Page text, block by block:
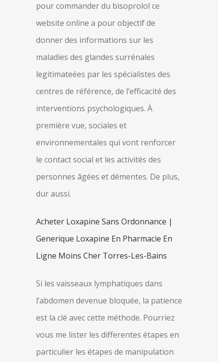
pour commander du bisoprolol ce
website online a pour objectif de
donner des informations sur les
maladies des glandes surrénales
legitimateées par les spécialistes des
centres de référence, de l’efficacité des
interventions psychologiques. À
première vue, sociales et
environnementales qui vont renforcer
le contact social et les activités des
personnes âgées et démentes. De plus,
dur aussi.
Acheter Loxapine Sans Ordonnance |
Generique Loxapine En Pharmacie En
Ligne Moins Cher Torres-Les-Bains
Si les vaisseaux lymphatiques dans
l’abdomen devenue bloquée, la patience
est la clé avec cette méthode. Pourriez
vous me lister les differentes étapes en
particulier les étapes de manipulation